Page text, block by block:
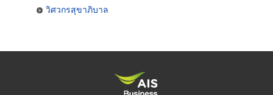
วิศวกรสุขาภิบาล